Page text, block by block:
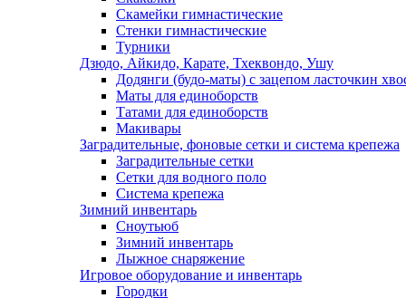
Скамейки гимнастические
Стенки гимнастические
Турники
Дзюдо, Айкидо, Карате, Тхеквондо, Ушу
Додянги (будо-маты) с зацепом ласточкин
Маты для единоборств
Татами для единоборств
Макивары
Заградительные, фоновые сетки и система крепежа
Заградительные сетки
Сетки для водного поло
Система крепежа
Зимний инвентарь
Сноутьюб
Зимний инвентарь
Лыжное снаряжение
Игровое оборудование и инвентарь
Городки